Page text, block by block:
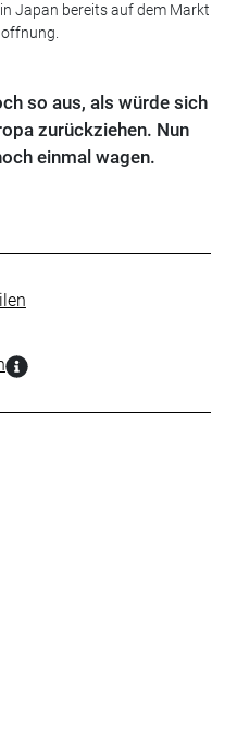
Japan bereits auf dem Markt
so aus, als würde sich
zurückziehen. Nun
einmal wagen.